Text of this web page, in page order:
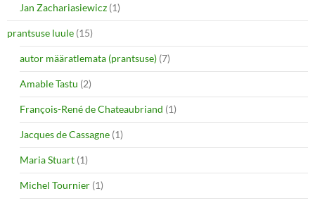
Jan Zachariasiewicz (1)
prantsuse luule (15)
autor määratlemata (prantsuse) (7)
Amable Tastu (2)
François-René de Chateaubriand (1)
Jacques de Cassagne (1)
Maria Stuart (1)
Michel Tournier (1)